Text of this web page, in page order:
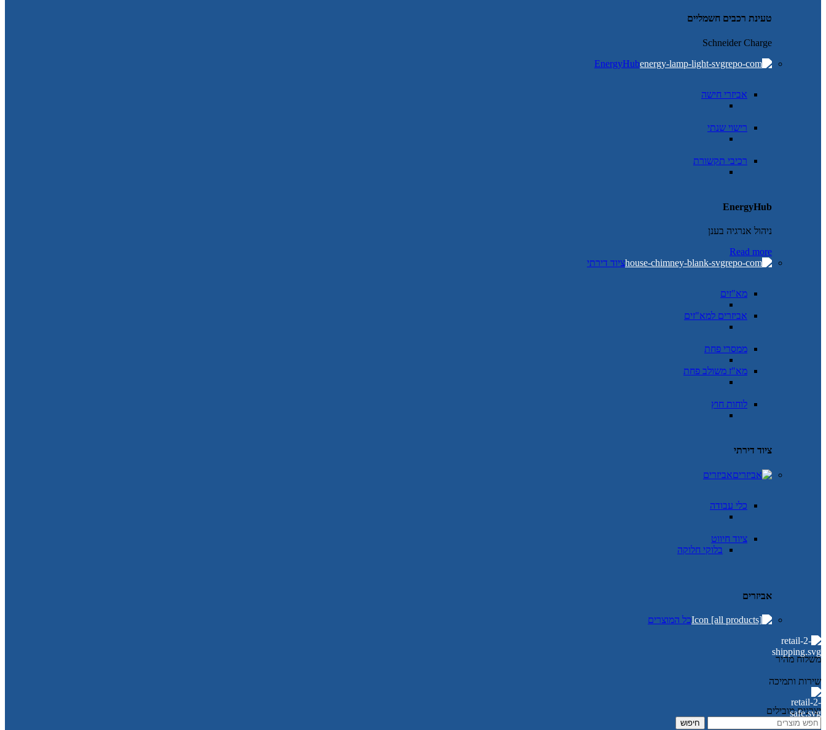
טעינת רכבים חשמליים
Schneider Charge
EnergyHub
אביזרי חישה
רישוי שנתי
רכיבי תקשורת
EnergyHub
ניהול אנרגיה בענן
Read more
ציוד דירתי
מא"זים
אביזרים למא"זים
ממסרי פחת
מא"ז משולב פחת
לוחות חוץ
ציוד דירתי
אביזרים
כלי עבודה
ציוד חיווט
בלוקי חלוקה
אביזרים
כל המוצרים
משלוח מהיר
שירות ותמיכה
יצרנים מובילים
חיפוש